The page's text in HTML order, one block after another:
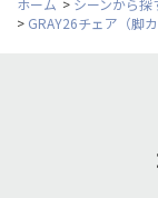
> GRAY26チェア（脚